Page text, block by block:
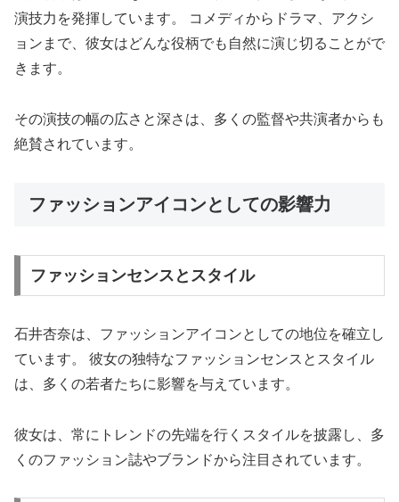
演技力を発揮しています。 コメディからドラマ、アクシ
ョンまで、彼女はどんな役柄でも自然に演じ切ることがで
きます。
その演技の幅の広さと深さは、多くの監督や共演者からも
絶賛されています。
ファッションアイコンとしての影響力
ファッションセンスとスタイル
石井杏奈は、ファッションアイコンとしての地位を確立し
ています。 彼女の独特なファッションセンスとスタイル
は、多くの若者たちに影響を与えています。
彼女は、常にトレンドの先端を行くスタイルを披露し、多
くのファッション誌やブランドから注目されています。